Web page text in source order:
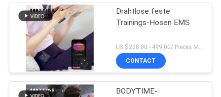
Drahtlose feste
Trainings-Hosen EMS
US $208.00 - 499.00/ Pieces MOQ:1pieces
CONTACT
BODYTIME-